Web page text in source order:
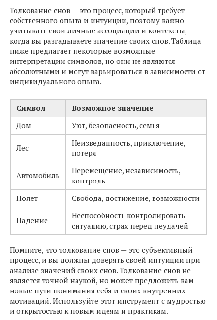
Толкование снов — это процесс, который требует
собственного опыта и интуиции, поэтому важно
учитывать свои личные ассоциации и контексты,
когда вы разгадываете значение своих снов. Таблица
ниже предлагает некоторые возможные
интерпретации символов, но они не являются
абсолютными и могут варьироваться в зависимости от
индивидуального опыта.
Символ
Возможное значение
Дом
Уют, безопасность, семья
Лес
Неизведанность, приключение,
потеря
Автомобиль
Перемещение, независимость,
контроль
Полет
Свобода, достижение, возможности
Падение
Неспособность контролировать
ситуацию, страх перед неудачей
Помните, что толкование снов — это субъективный
процесс, и вы должны доверять своей интуиции при
анализе значений своих снов. Толкование снов не
является точной наукой, но может предложить вам
новые пути понимания себя и своих внутренних
мотиваций. Используйте этот инструмент с мудростью
и открытостью к новым идеям и практикам.